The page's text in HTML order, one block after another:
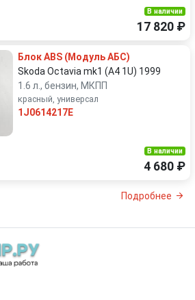
В наличии
17 820 ₽
Блок ABS (Модуль АБС)
Skoda Octavia mk1 (A4 1U) 1999
1.6 л., бензин, МКПП
красный, универсал
1J0614217E
В наличии
4 680 ₽
Подробнее